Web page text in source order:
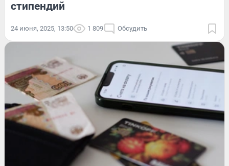
стипендий
24 июня, 2025, 13:50 1 809 Обсудить